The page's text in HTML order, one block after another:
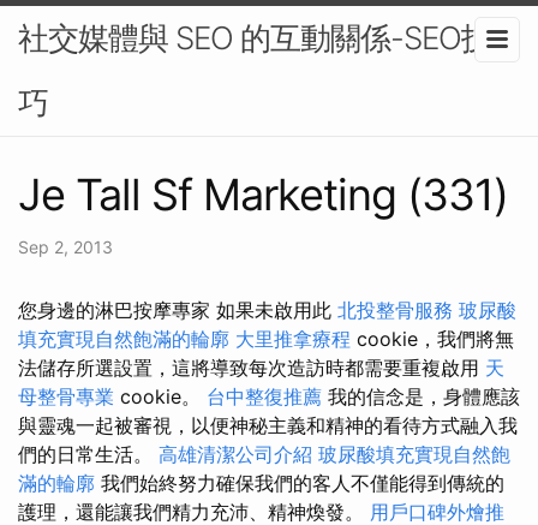
社交媒體與 SEO 的互動關係-SEO技
巧
Je Tall Sf Marketing (331)
Sep 2, 2013
您身邊的淋巴按摩專家 如果未啟用此 北投整骨服務 玻尿酸
填充實現自然飽滿的輪廓 大里推拿療程 cookie，我們將無
法儲存所選設置，這將導致每次造訪時都需要重複啟用 天
母整骨專業 cookie。 台中整復推薦 我的信念是，身體應該
與靈魂一起被審視，以便神秘主義和精神的看待方式融入我
們的日常生活。 高雄清潔公司介紹 玻尿酸填充實現自然飽
滿的輪廓 我們始終努力確保我們的客人不僅能得到傳統的
護理，還能讓我們精力充沛、精神煥發。 用戶口碑外燴推